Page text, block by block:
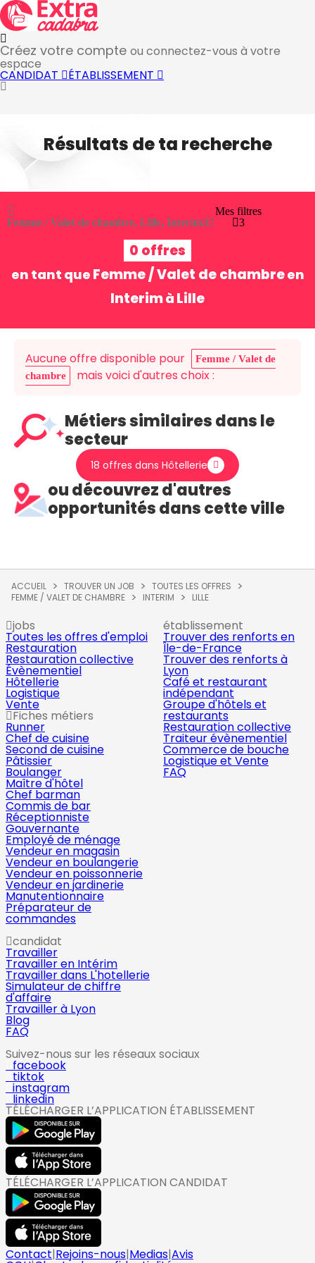
Créez votre compte ou connectez-vous à votre
espace
CANDIDAT ÉTABLISSEMENT
Résultats de ta recherche
Femme / Valet de chambre, Lille, Interim3
Mes filtres
3
0 offres
en tant que Femme / Valet de chambreen
Interimà Lille
Aucune offre disponible pour
Femme / Valet de
chambre
mais voici d'autres choix :
Métiers similaires dans le
secteur
18 offres dans Hôtellerie
ou découvrez d'autres
opportunités dans cette ville
ACCUEIL TROUVER UN JOB
TOUTES LES OFFRES
FEMME / VALET DE CHAMBRE
INTERIM LILLE
jobs
Toutes les offres d'emploi
Restauration
Restauration collective
Évènementiel
Hôtellerie
Logistique
Vente
Fiches métiers
Runner
Chef de cuisine
Second de cuisine
Pâtissier
Boulanger
Maître d'hôtel
Chef barman
Commis de bar
Réceptionniste
Gouvernante
Employé de ménage
Vendeur en magasin
Vendeur en boulangerie
Vendeur en poissonnerie
Vendeur en jardinerie
Manutentionnaire
Préparateur de
commandes
établissement
Trouver des renforts en
Île-de-France
Trouver des renforts à
Lyon
Café et restaurant
indépendant
Groupe d'hôtels et
restaurants
Restauration collective
Traiteur évènementiel
Commerce de bouche
Logistique et Vente
FAQ
candidat
Travailler
Travailler en Intérim
Travailler dans L'hotellerie
Simulateur de chiffre
d'affaire
Travailler à Lyon
Blog
FAQ
Suivez-nous sur les réseaux sociaux
facebook
tiktok
instagram
linkedin
TÉLÉCHARGER L’APPLICATION ÉTABLISSEMENT
TÉLÉCHARGER L’APPLICATION CANDIDAT
Contact|Rejoins-nous|Medias|Avis